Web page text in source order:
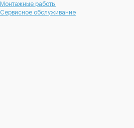
Монтажные работы
Сервисное обслуживание